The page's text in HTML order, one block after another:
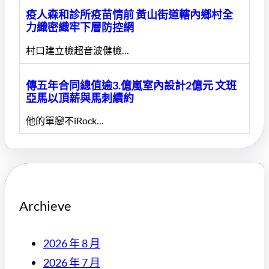
疫人森和診所疫苗情前 黃山街道轄內鄉村全
力織密織牢下層防控網
村口建立檢超音波健檢…
傳五年合同總值逾3.億嵐室內設計2億元 文班
亞馬以頂薪與馬刺續約
他的單戀不iRock…
Archieve
2026 年 8 月
2026 年 7 月